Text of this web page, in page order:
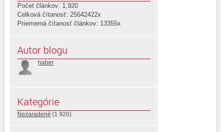
Počet článkov: 1,920
Celková čítanosť: 25642422x
Priemerná čítanosť článkov: 13355x
Autor blogu
haber
Kategórie
Nezaradené (1 920)